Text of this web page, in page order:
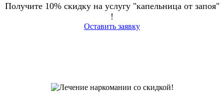
Получите 10% скидку на услугу "капельница от запоя"
!
Оставить заявку